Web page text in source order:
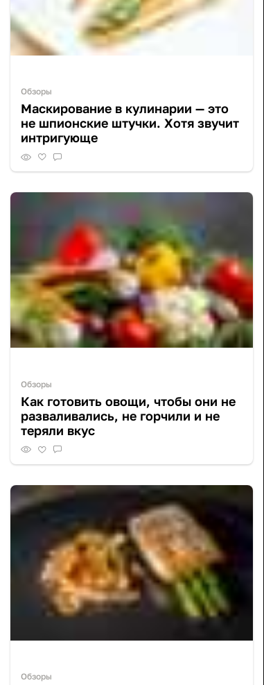
Обзоры
Маскирование в кулинарии — это
не шпионские штучки. Хотя звучит
интригующе
Обзоры
Как готовить овощи, чтобы они не
разваливались, не горчили и не
теряли вкус
Обзоры